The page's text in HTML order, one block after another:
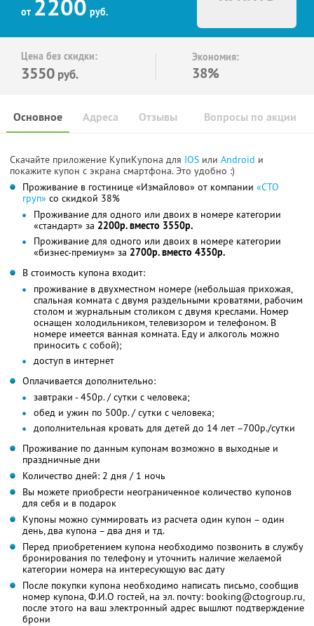
от 2200 руб.
Цена без скидки:
3550 руб.
Экономия:
38%
Основное Отзывы Вопросы по акции
Адреса
Скачайте приложение КупиКупона для IOS или Android и
покажите купон с экрана смартфона. Это удобно :)
Проживание в гостинице «Измайлово» от компании «СТО
груп» со скидкой 38%
Проживание для одного или двоих в номере категории
«стандарт» за 2200р. вместо 3550р.
Проживание для одного или двоих в номере категории
«бизнес-премиум» за 2700р. вместо 4350р.
В стоимость купона входит:
проживание в двухместном номере (небольшая прихожая,
спальная комната с двумя раздельными кроватями, рабочим
столом и журнальным столиком с двумя креслами. Номер
оснащен холодильником, телевизором и телефоном. В
номере имеется ванная комната. Еду и алкоголь можно
приносить с собой);
доступ в интернет
Оплачивается дополнительно:
завтраки - 450р. / сутки с человека;
обед и ужин по 500р. / сутки с человека;
дополнительная кровать для детей до 14 лет –700р./сутки
Проживание по данным купонам возможно в выходные и
праздничные дни
Количество дней: 2 дня / 1 ночь
Вы можете приобрести неограниченное количество купонов
для себя и в подарок
Купоны можно суммировать из расчета один купон – один
день, два купона – два дня и тд.
Перед приобретением купона необходимо позвонить в службу
бронирования по телефону и уточнить наличие желаемой
категории номера на интересующую вас дату
После покупки купона необходимо написать письмо, сообщив
номер купона, Ф.И.О гостей, на эл. почту: booking@ctogroup.ru,
после этого на ваш электронный адрес вышлют подтверждение
брони